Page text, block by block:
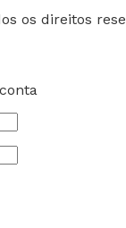
os direitos